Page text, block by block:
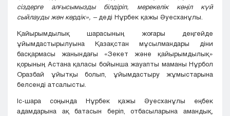
сіздерге алғысымызды білдіріп, мерекелік көңіл күй
сыйлауды жөн көрдік», –деді Нұрбек қажы Әуесханұлы.
Қайырымдылық шарасының жоғары деңгейде
ұйымдастырылуына Қазақстан мұсылмандары діни
басқармасы жанындағы «Зекет және қайырымдылық»
қорының Астана қаласы бойынша жауапты маманы Нұрбол
Оразбай ұйытқы болып, ұйымдастыру жұмыстарына
белсенді атсалысты.
Іс-шара соңында Нұрбек қажы Әуесханұлы еңбек
адамдарына ақ батасын беріп, отбасыларына амандық,